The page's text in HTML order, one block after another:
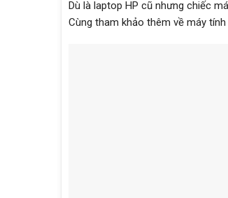
Dù là laptop HP cũ nhưng chiếc
Cùng tham khảo thêm về máy